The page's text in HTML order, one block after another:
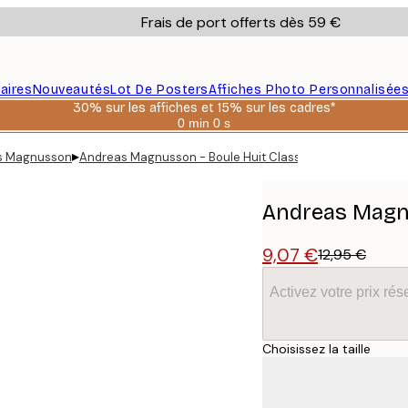
Frais de port offerts dès 59 €
NouveautésLot De PostersAffiches Photo
30% sur les affiches et 15% sur les cadres*
0 min 0 s
Valable
:
Magnusson▸Andreas Magnusson - Boule Huit Classique Affiche
Andreas
9,07 €12,95 €
Activez votre prix
Choisissez la taille